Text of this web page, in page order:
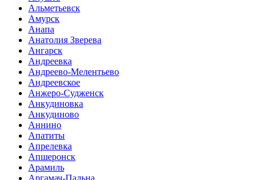
Альметьевск
Амурск
Анапа
Анатолия Зверева
Ангарск
Андреевка
Андреево-Мелентьево
Андреевское
Анжеро-Судженск
Анкудиновка
Анкудиново
Аннино
Апатиты
Апрелевка
Апшеронск
Арамиль
Аргамач-Пальна